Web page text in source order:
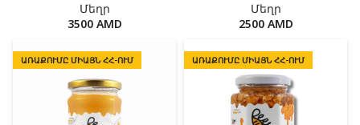
Մեղր
3500 AMD
Մեղր
2500 AMD
ԱՌԱՔՈՒՄԸ ՄԻԱՅՆ ՀՀ-ՈՒՄ ԱՌԱՔՈՒՄԸ ՄԻԱՅՆ ՀՀ-ՈՒՄ